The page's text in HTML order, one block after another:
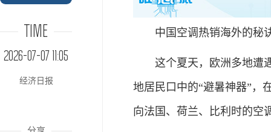
TIME
2026-07-07 11:05
经济日报
中国空调热销海外的秘
这个夏天，欧洲多地遭遇
地居民口中的“避暑神器”，
向法国、荷兰、比利时的空